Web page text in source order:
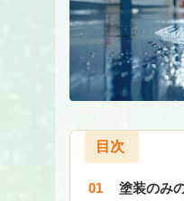
目次
塗装のみ